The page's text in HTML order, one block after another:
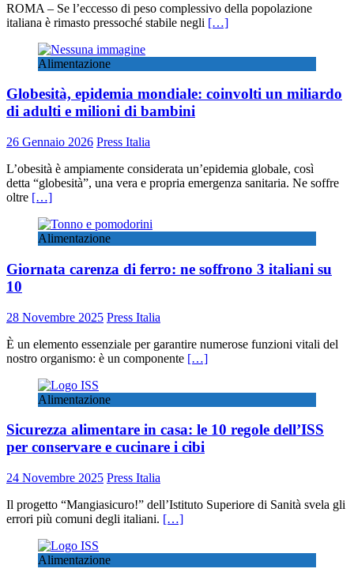
ROMA – Se l’eccesso di peso complessivo della popolazione
italiana è rimasto pressoché stabile negli […]
Alimentazione
Globesità, epidemia mondiale: coinvolti un miliardo
di adulti e milioni di bambini
26 Gennaio 2026 Press Italia
L’obesità è ampiamente considerata un’epidemia globale, così
detta “globesità”, una vera e propria emergenza sanitaria. Ne soffre
oltre […]
Alimentazione
Giornata carenza di ferro: ne soffrono 3 italiani su
10
28 Novembre 2025 Press Italia
È un elemento essenziale per garantire numerose funzioni vitali del
nostro organismo: è un componente […]
Alimentazione
Sicurezza alimentare in casa: le 10 regole dell’ISS
per conservare e cucinare i cibi
24 Novembre 2025 Press Italia
Il progetto “Mangiasicuro!” dell’Istituto Superiore di Sanità svela gli
errori più comuni degli italiani. […]
Alimentazione